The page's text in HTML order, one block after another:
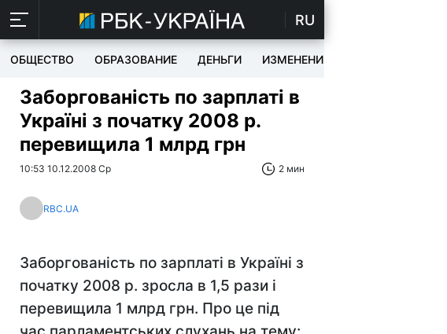
RU
ОБЩЕСТВО ОБРАЗОВАНИЕ ДЕНЬГИ ИЗМЕНЕНИЯ
Заборгованість по зарплаті в
Україні з початку 2008 р.
перевищила 1 млрд грн
10:53 10.12.2008 Ср 2 мин
RBC.UA
Заборгованість по зарплаті в Україні з
початку 2008 р. зросла в 1,5 рази і
перевищила 1 млрд грн. Про це під